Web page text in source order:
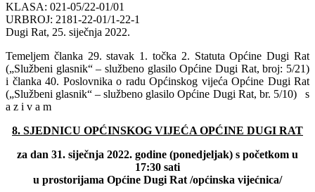
KLASA: 021-05/22-01/01
URBROJ: 2181-22-01/1-22-1
Dugi Rat, 25. siječnja 2022.
Temeljem članka 29. stavak 1. točka 2. Statuta Općine Dugi Rat
(„Službeni glasnik“ – službeno glasilo Općine Dugi Rat, broj: 5/21)
i članka 40. Poslovnika o radu Općinskog vijeća Općine Dugi Rat
(„Službeni glasnik“ – službeno glasilo Općine Dugi Rat, br. 5/10) s
a z i v a m
8. SJEDNICU OPĆINSKOG VIJEĆA OPĆINE DUGI RAT
za dan 31. siječnja 2022. godine (ponedjeljak) s početkom u
17:30 sati
u prostorijama Općine Dugi Rat /općinska vijećnica/